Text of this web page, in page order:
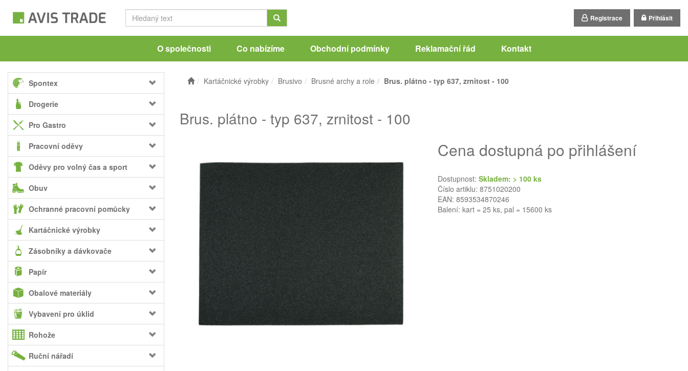
Registrace Přihlásit
O společnosti Co nabízíme Obchodní podmínky Reklamační řád Kontakt
Spontex
Drogerie
Pro Gastro
Pracovní oděvy
Oděvy pro volný čas a sport
Obuv
Ochranné pracovní pomůcky
Kartáčnické výrobky
Zásobníky a dávkovače
Papír
Obalové materiály
Vybavení pro úklid
Rohože
Ruční nářadí
Kartáčnické výrobky Brusivo Brusné archy a role Brus. plátno - typ 637, zrnitost - 100
Brus. plátno - typ 637, zrnitost - 100
Cena dostupná po přihlášení
Dostupnost: Skladem: > 100 ks
Číslo artiklu: 8751020200
EAN: 8593534870246
Balení: kart = 25 ks, pal = 15600 ks